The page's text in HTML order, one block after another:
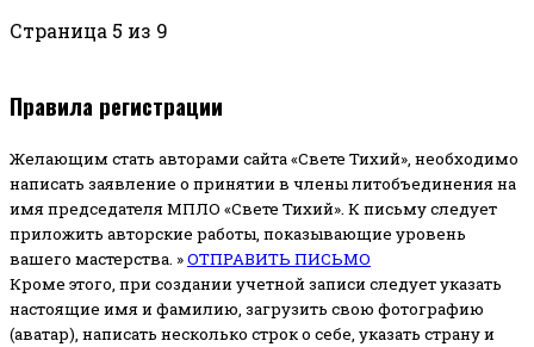
Страница 5 из 9
Правила регистрации
Желающим стать авторами сайта «Свете Тихий», необходимо
написать заявление о принятии в члены литобъединения на
имя председателя МПЛО «Свете Тихий». К письму следует
приложить авторские работы, показывающие уровень
вашего мастерства. »ОТПРАВИТЬ ПИСЬМО
Кроме этого, при создании учетной записи следует указать
настоящие имя и фамилию, загрузить свою фотографию
(аватар), написать несколько строк о себе, указать страну и